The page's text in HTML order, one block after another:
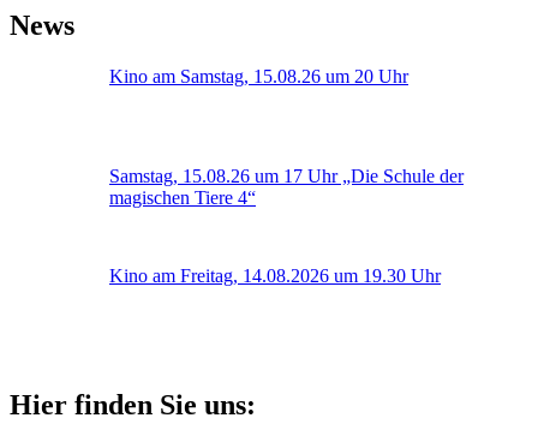
News
Kino am Samstag, 15.08.26 um 20 Uhr
Samstag, 15.08.26 um 17 Uhr „Die Schule der
magischen Tiere 4“
Kino am Freitag, 14.08.2026 um 19.30 Uhr
Hier finden Sie uns: